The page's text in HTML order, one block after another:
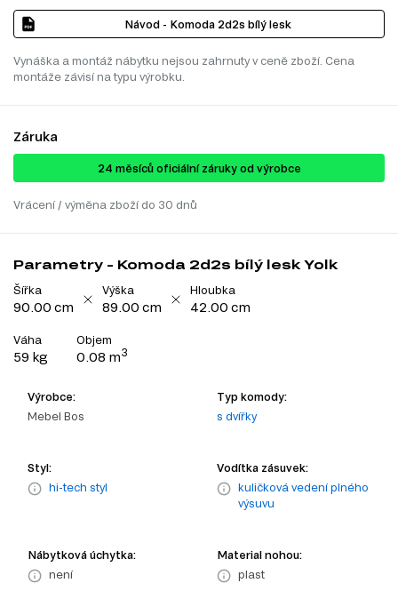
Návod - Komoda 2d2s bílý lesk
Vynáška a montáž nábytku nejsou zahrnuty v ceně zboží. Cena
montáže závisí na typu výrobku.
Záruka
24 ​​​​měsíců oficiální záruky od výrobce
Vrácení / výměna zboží do 30 dnů
Parametry - Komoda 2d2s bílý lesk Yolk
Šířka
90.00 cm
Výška
89.00 cm
Hloubka
42.00 cm
Váha
59 kg
Objem
0.08 m3
Výrobce:
Mebel Bos
Typ komody:
s dvířky
Styl:
hi-tech styl
Vodítka zásuvek:
kuličková vedení plného
výsuvu
Nábytková úchytka:
není
Material nohou:
plast